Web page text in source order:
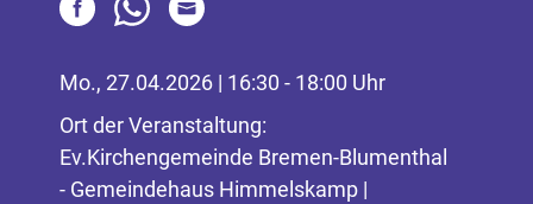
Mo., 27.04.2026 | 16:30 - 18:00 Uhr
Ort der Veranstaltung:
Ev.Kirchengemeinde Bremen-Blumenthal
- Gemeindehaus Himmelskamp |